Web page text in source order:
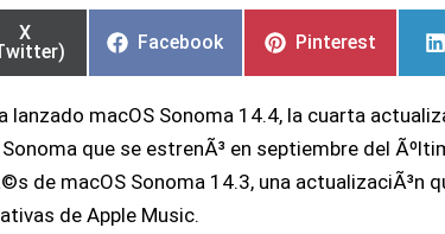
en
X
en
Facebook
en
Pinterest
lanzado macOS Sonoma 14.4, la cuarta
que se estrenÃ³ en septiembre del
de macOS Sonoma 14.3, una actualizaciÃ³n
de Apple Music.
en
en
en